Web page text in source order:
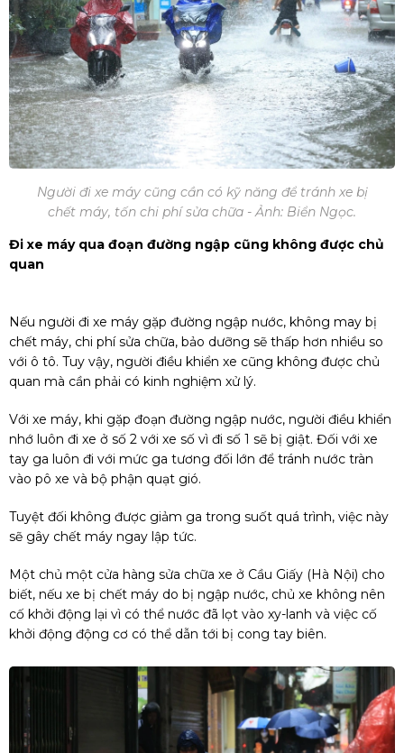
Người đi xe máy cũng cần có kỹ năng để tránh xe bị
chết máy, tốn chi phí sửa chữa - Ảnh: Biển Ngọc.
Đi xe máy qua đoạn đường ngập cũng không được chủ
quan
Nếu người đi xe máy gặp đường ngập nước, không may bị
chết máy, chi phí sửa chữa, bảo dưỡng sẽ thấp hơn nhiều so
với ô tô. Tuy vậy, người điều khiển xe cũng không được chủ
quan mà cần phải có kinh nghiệm xử lý.
Với xe máy, khi gặp đoạn đường ngập nước, người điều khiển
nhớ luôn đi xe ở số 2 với xe số vì đi số 1 sẽ bị giật. Đối với xe
tay ga luôn đi với mức ga tương đối lớn để tránh nước tràn
vào pô xe và bộ phận quạt gió.
Tuyệt đối không được giảm ga trong suốt quá trình, việc này
sẽ gây chết máy ngay lập tức.
Một chủ một cửa hàng sửa chữa xe ở Cầu Giấy (Hà Nội) cho
biết, nếu xe bị chết máy do bị ngập nước, chủ xe không nên
cố khởi động lại vì có thể nước đã lọt vào xy-lanh và việc cố
khởi động động cơ có thể dẫn tới bị cong tay biên.